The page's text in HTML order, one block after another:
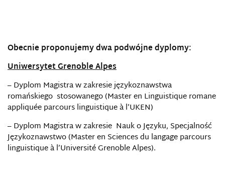
Obecnie proponujemy dwa podwójne dyplomy:
Uniwersytet Grenoble Alpes
– Dyplom Magistra w zakresie językoznawstwa
romańskiego stosowanego (Master en Linguistique romane
appliquée parcours linguistique à l’UKEN)
– Dyplom Magistra w zakresie Nauk o Języku, Specjalność
Językoznawstwo (Master en Sciences du langage parcours
linguistique à l’Université Grenoble Alpes).